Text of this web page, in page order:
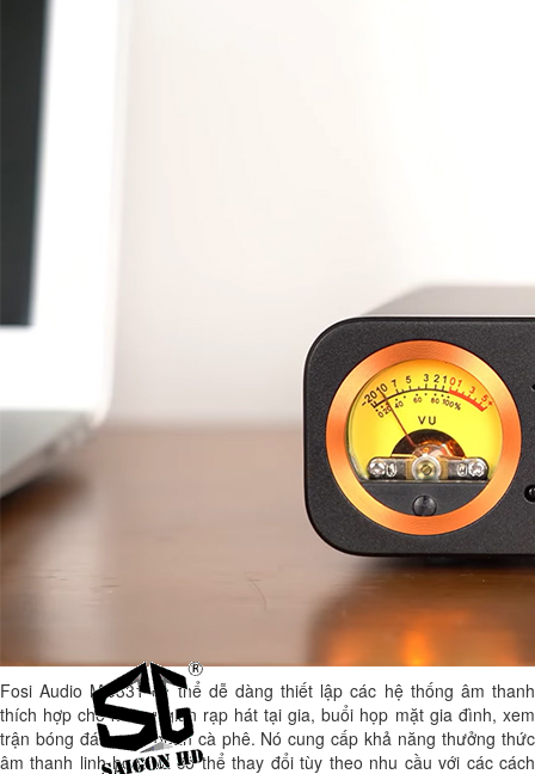
Fosi Audio MC331 có thể dễ dàng thiết lập các hệ thống âm thanh
thích hợp cho không gian rạp hát tại gia, buổi họp mặt gia đình, xem
trận bóng đá hay ở quán cà phê. Nó cung cấp khả năng thưởng thức
âm thanh linh hoạt và có thể thay đổi tùy theo nhu cầu với các cách